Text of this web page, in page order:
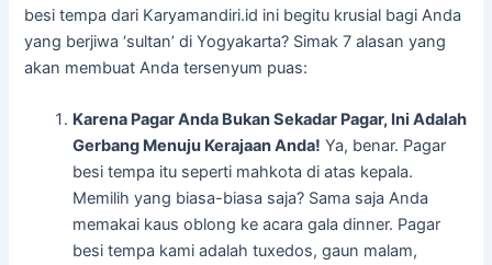
besi tempa dari Karyamandiri.id ini begitu krusial bagi Anda
yang berjiwa ‘sultan’ di Yogyakarta? Simak 7 alasan yang
akan membuat Anda tersenyum puas:
Karena Pagar Anda Bukan Sekadar Pagar, Ini Adalah
Gerbang Menuju Kerajaan Anda! Ya, benar. Pagar
besi tempa itu seperti mahkota di atas kepala.
Memilih yang biasa-biasa saja? Sama saja Anda
memakai kaus oblong ke acara gala dinner. Pagar
besi tempa kami adalah tuxedos, gaun malam,